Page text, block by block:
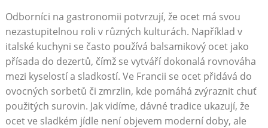
Odborníci ⁤na gastronomii potvrzují, že ocet má svou
nezastupitelnou roli v různých kulturách. Například v
⁤italské kuchyni se často používá balsamikový ocet jako
přísada do dezertů, čímž se vytváří dokonalá rovnováha
mezi kyselostí a sladkostí. Ve Francii se ocet přidává do
ovocných‍ sorbetů‌ či zmrzlin, kde pomáhá zvýraznit chuť
použitých surovin. Jak vidíme, ⁢dávné tradice ukazují, že
ocet ve sladkém jídle není objevem moderní doby, ale